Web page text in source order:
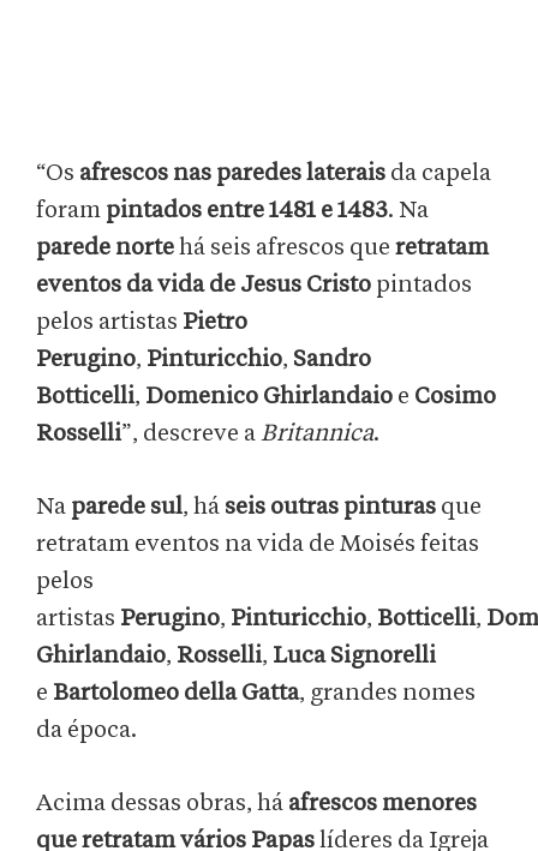
“Os afrescos nas paredes laterais da capela
foram pintados entre 1481 e 1483. Na
parede nortehá seis afrescos que retratam
eventos da vida de Jesus Cristo pintados
pelos artistas Pietro
Perugino, Pinturicchio, Sandro
Botticelli, Domenico Ghirlandaio e Cosimo
Rosselli”, descreve aBritannica.
Na parede sul, há seis outras pinturas que
retratam eventos na vida de Moisés feitas
pelos
artistas Perugino, Pinturicchio, Botticelli,
Ghirlandaio, Rosselli, Luca Signorelli
e Bartolomeo della Gatta, grandes nomes
da época.
Acima dessas obras, há afrescos menores
que retratam vários Papaslíderes da Igreja